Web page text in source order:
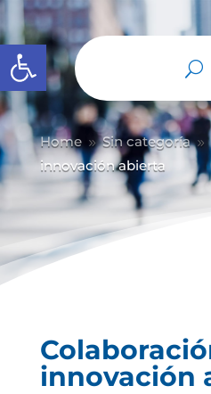
Abrir barra de herramientas
Home 9 Sin categoría 9
innovación abierta
innovación